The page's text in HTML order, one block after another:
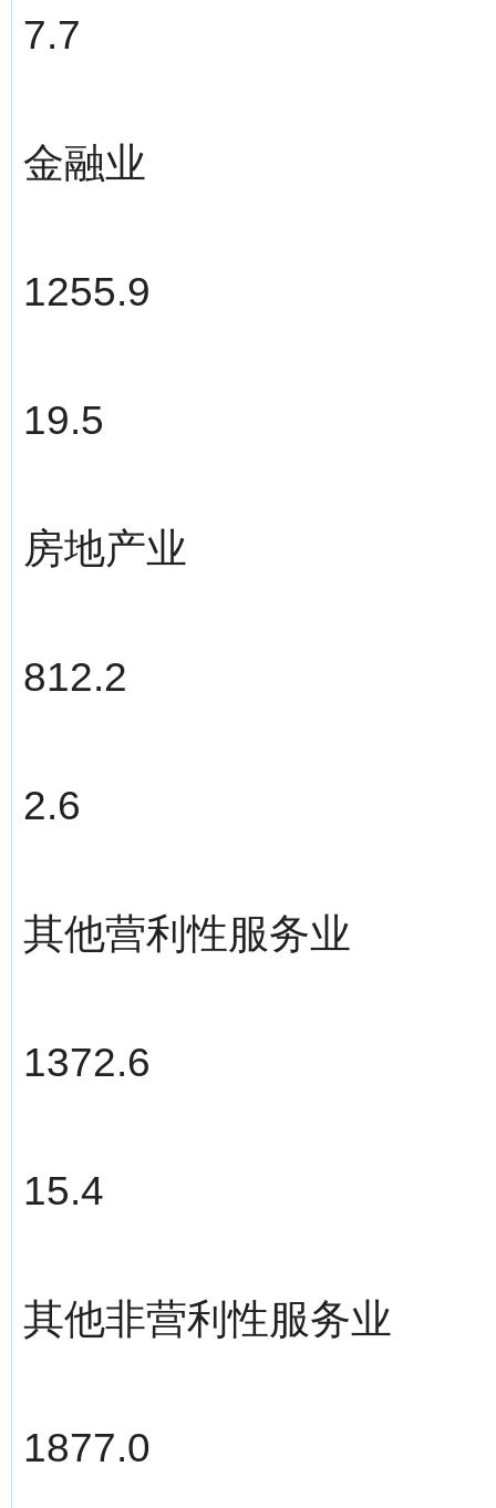
7.7
金融业
1255.9
19.5
房地产业
812.2
2.6
其他营利性服务业
1372.6
15.4
其他非营利性服务业
1877.0